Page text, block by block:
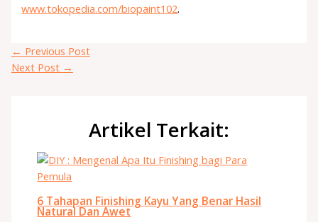
www.tokopedia.com/biopaint102.
← Previous Post
Next Post →
Artikel Terkait:
6 Tahapan Finishing Kayu Yang Benar Hasil
Natural Dan Awet